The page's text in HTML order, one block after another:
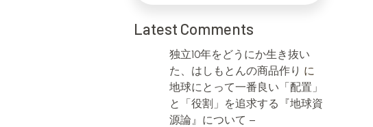
Latest Comments
独立10年をどうにか生き抜い
た、はしもとんの商品作り に
地球にとって一番良い「配置」
と「役割」を追求する『地球資
源論』について –